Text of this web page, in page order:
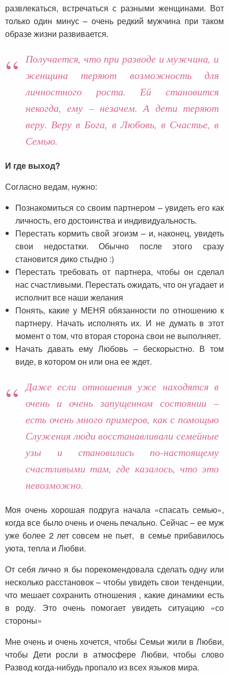
развлекаться, встречаться с разными женщинами. Вот
только один минус – очень редкий мужчина при таком
образе жизни развивается.
Получается, что при разводе и мужчина, и
женщина теряют возможность для
личностного роста. Ей становится
некогда, ему – незачем. А дети теряют
веру. Веру в Бога, в Любовь, в Счастье, в
Семью.
И где выход?
Согласно ведам, нужно:
Познакомиться со своим партнером – увидеть его как
личность, его достоинства и индивидуальность.
Перестать кормить свой эгоизм – и, наконец, увидеть
свои недостатки. Обычно после этого сразу
становится дико стыдно :)
Перестать требовать от партнера, чтобы он сделал
нас счастливыми. Перестать ожидать, что он угадает и
исполнит все наши желания
Понять, какие у МЕНЯ обязанности по отношению к
партнеру. Начать исполнять их. И не думать в этот
момент о том, что вторая сторона свои не выполняет.
Начать давать ему Любовь – бескорыстно. В том
виде, в котором он или она ее ждет.
Даже если отношения уже находятся в
очень и очень запущенном состоянии –
есть очень много примеров, как с помощью
Служения люди восстанавливали семейные
узы и становились по-настоящему
счастливыми там, где казалось, что это
невозможно.
Моя очень хорошая подруга начала «спасать семью»,
когда все было очень и очень печально. Сейчас – ее муж
уже более 2 лет совсем не пьет, в семье прибавилось
уюта, тепла и Любви.
От себя лично я бы порекомендовала сделать одну или
несколько расстановок – чтобы увидеть свои тенденции,
что мешает сохранить отношения , какие динамики есть
в роду. Это очень помогает увидеть ситуацию «со
стороны»
Мне очень и очень хочется, чтобы Семьи жили в Любви,
чтобы Дети росли в атмосфере Любви, чтобы слово
Развод когда-нибудь пропало из всех языков мира.